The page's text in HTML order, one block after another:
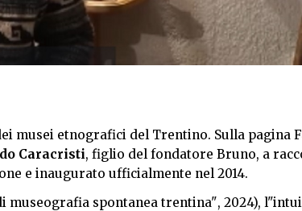
musei etnografici del Trentino. Sulla pagina
Caracristi, figlio del fondatore Bruno, a
e inaugurato ufficialmente nel 2014.
museografia spontanea trentina", 2024),